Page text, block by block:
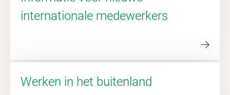
internationale medewerkers
Werken in het buitenland